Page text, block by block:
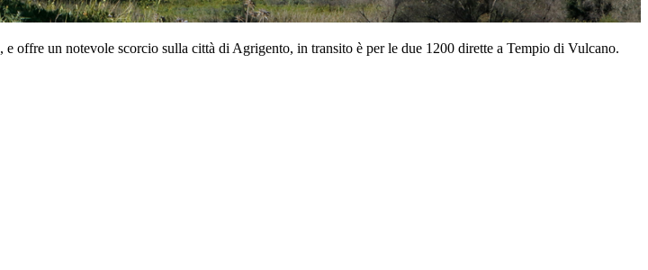
offre un notevole scorcio sulla città di Agrigento, in transito è per le due 1200 dirette a Tempio di Vulcano.